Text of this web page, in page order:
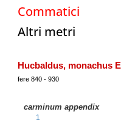
Commatici
Altri metri
Hucbaldus, monachus
fere 840 - 930
carminum appendix
1